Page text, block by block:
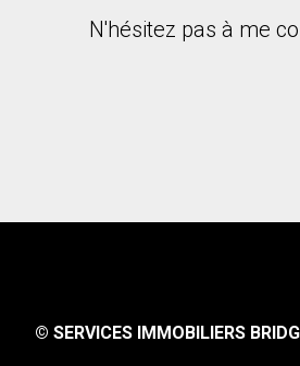
N'hésitez pas à me
© SERVICES IMMOBILIERS